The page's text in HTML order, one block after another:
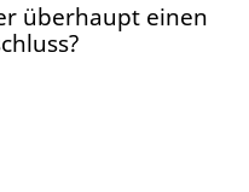
überhaupt einen